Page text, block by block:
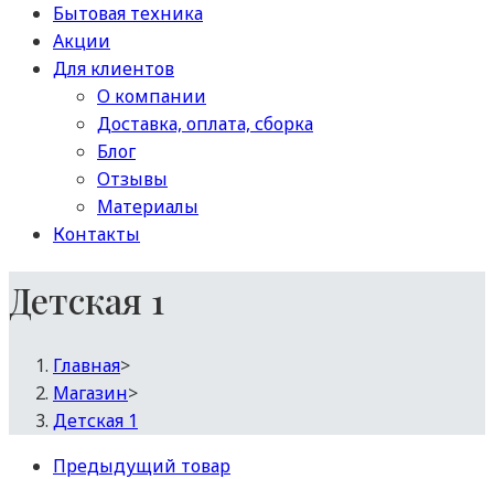
Бытовая техника
Акции
Для клиентов
О компании
Доставка, оплата, сборка
Блог
Отзывы
Материалы
Контакты
Детская 1
Главная>
Магазин>
Детская 1
Предыдущий товар